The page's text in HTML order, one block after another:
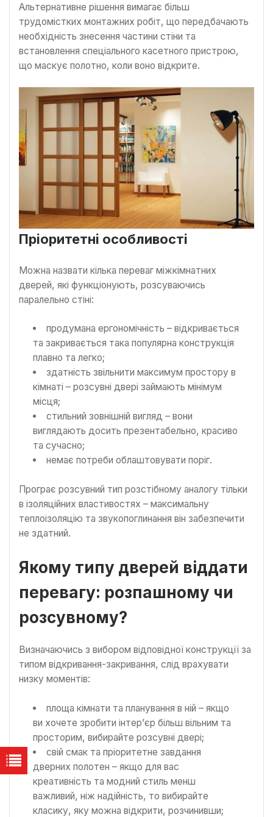
Альтернативне рішення вимагає більш
трудомістких монтажних робіт, що передбачають
необхідність знесення частини стіни та
встановлення спеціального касетного пристрою,
що маскує полотно, коли воно відкрите.
Пріоритетні особливості
Можна назвати кілька переваг міжкімнатних
дверей, які функціонують, розсуваючись
паралельно стіні:
продумана ергономічність – відкривається
та закривається така популярна конструкція
плавно та легко;
здатність звільнити максимум простору в
кімнаті – розсувні двері займають мінімум
місця;
стильний зовнішній вигляд – вони
виглядають досить презентабельно, красиво
та сучасно;
немає потреби облаштовувати поріг.
Програє розсувний тип розстібному аналогу тільки
в ізоляційних властивостях – максимальну
теплоізоляцію та звукопоглинання він забезпечити
не здатний.
Якому типу дверей віддати
перевагу: розпашному чи
розсувному?
Визначаючись з вибором відповідної конструкції за
типом відкривання-закривання, слід врахувати
низку моментів:
площа кімнати та планування в ній – якщо
ви хочете зробити інтер’єр більш вільним та
просторим, вибирайте розсувні двері;
свій смак та пріоритетне завдання
дверних полотен – якщо для вас
креативність та модний стиль менш
важливий, ніж надійність, то вибирайте
класику, яку можна відкрити, розчинивши;